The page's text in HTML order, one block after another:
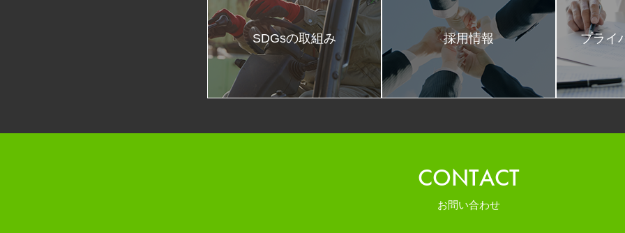
SDGsの取組み 採用情報 プライ
CONTACT
お問い合わせ